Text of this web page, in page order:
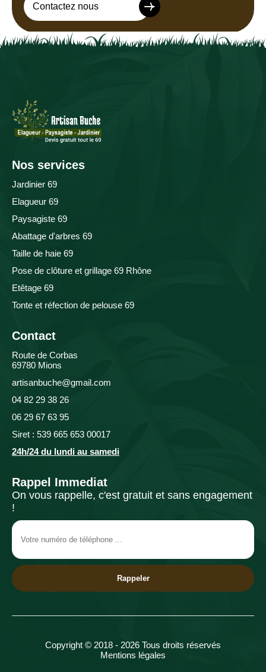
Contactez nous
Nos services
Jardinier 69
Elagueur 69
Paysagiste 69
Abattage d'arbres 69
Taille de haie 69
Pose de clôture et grillage 69 Rhône
Etêtage 69
Tonte et réfection de pelouse 69
Contact
Route de Corbas
69780 Mions
artisanbuche@gmail.com
04 82 29 38 26
06 29 67 63 95
Siret : 539 665 653 00017
24h/24 du lundi au samedi
Rappel Immediat
On vous rappelle, c'est gratuit et sans engagement
!
Copyright © 2018 - 2026 Tous droits réservés
Mentions légales